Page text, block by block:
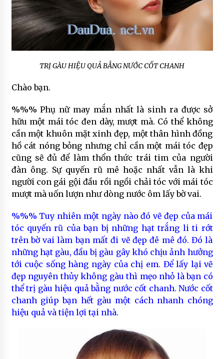
TRỊ GÀU HIỆU QUẢ BẰNG NƯỚC CỐT CHANH
Chào bạn.
%%% Phụ nữ may mắn nhất là sinh ra được sở
hữu một mái tóc đen dày, mượt mà. Có thể không
cần một khuôn mặt xinh đẹp, một thân hình đồng
hồ cát nóng bỏng nhưng chỉ cần một mái tóc đẹp
cũng sẽ đủ để làm thổn thức trái tim của người
đàn ông. Sự quyến rũ mê hoặc nhất vẫn là khi
người con gái gội đầu rồi ngồi chải tóc với mái tóc
mượt mà uốn lượn như dòng nước ôm lấy bờ vai.
%%% Tuy nhiên một ngày nào đó vẽ đẹp của mái
tóc quyến rũ của bạn bị những hạt trắng li ti rớt
trên bờ vai làm bạn mất đi vẽ đẹp đê mê đó. Đó là
những hạt gàu, đầu bị gàu gây khó chịu ảnh hưởng
tới cuộc sống hàng ngày của chị em. Để lấy lại vẽ
đẹp nguyên thủy không gàu thì mẹo nhỏ là bạn có
thể trị gàu hiệu quả bằng nước cốt chanh. Nước cốt
chanh giúp bạn hết gàu một cách nhanh chóng
hiệu quả và tiện lợi tại nhà.